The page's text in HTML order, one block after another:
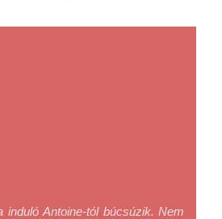
Antoine-tól búcsúzik. Nem